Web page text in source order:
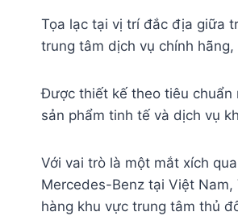
Tọa lạc tại vị trí đắc địa giữa
trung tâm dịch vụ chính
Được thiết kế theo tiêu chuẩn
sản phẩm tinh tế và dịch vụ
Với vai trò là một mắt xích
Mercedes-Benz tại Việt
hàng khu vực trung tâm thủ